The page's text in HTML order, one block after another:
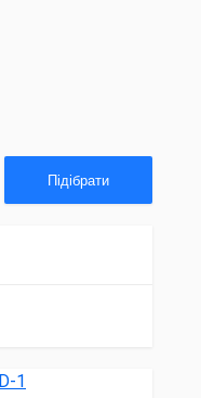
Підібрати